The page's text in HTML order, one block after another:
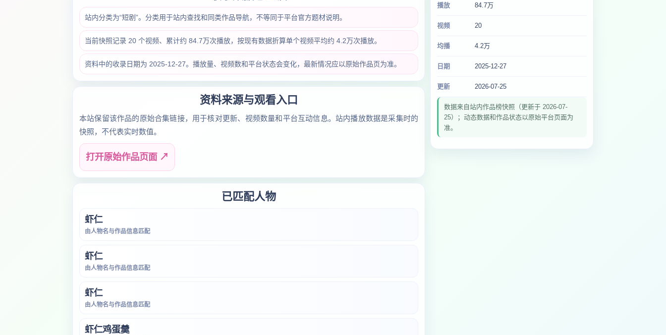
站内分类为“短剧”。分类用于站内查找和同类作品导航，不等同于平台官方题材说明。
当前快照记录 20 个视频、累计约 84.7万次播放，按现有数据折算单个视频平均约 4.2万次播放。
资料中的收录日期为 2025-12-27。播放量、视频数和平台状态会变化，最新情况应以原始作品页为准。
资料来源与观看入口
本站保留该作品的原始合集链接，用于核对更新、视频数量和平台互动信息。站内播放数据是采集时的
快照，不代表实时数值。
打开原始作品页面 ↗
已匹配人物
虾仁
由人物名与作品信息匹配
虾仁
由人物名与作品信息匹配
虾仁
由人物名与作品信息匹配
虾仁鸡蛋羹
播放 84.7万
视频 20
均播 4.2万
日期 2025-12-27
更新 2026-07-25
数据来自站内作品榜快照（更新于 2026-07-
25）；动态数据和作品状态以原始平台页面为
准。